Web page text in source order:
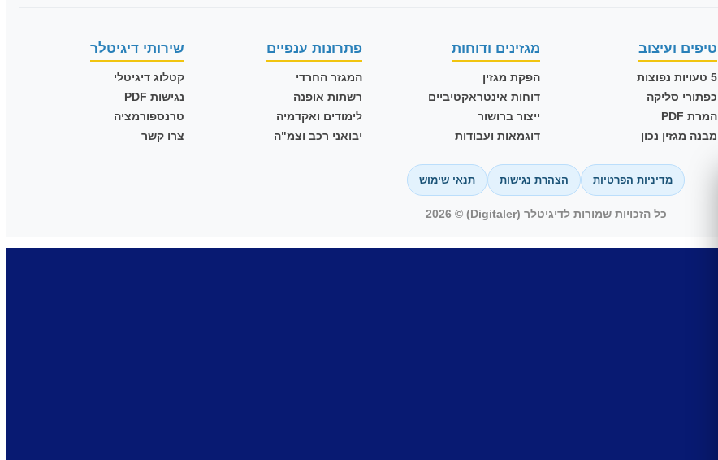
טיפים ועיצוב
5 טעויות נפוצות
כפתורי סליקה
המרת PDF
מבנה מגזין נכון
מגזינים ודוחות
הפקת מגזין
דוחות אינטראקטיביים
ייצור ברושור
דוגמאות ועבודות
פתרונות ענפיים
המגזר החרדי
רשתות אופנה
לימודים ואקדמיה
יבואני רכב וצמ"ה
שירותי דיגיטלר
קטלוג דיגיטלי
נגישות PDF
טרנספורמציה
צרו קשר
מדיניות הפרטיות הצהרת נגישות תנאי שימוש
כל הזכויות שמורות לדיגיטלר (Digitaler) © 2026